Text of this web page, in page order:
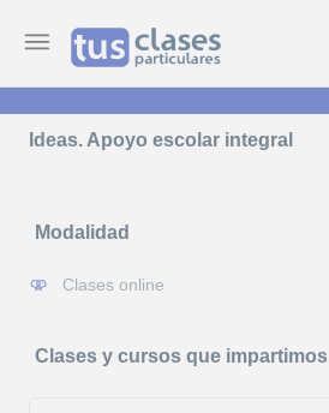
Ideas. Apoyo escolar integral
Modalidad
Clases online
Clases y cursos que impartimos